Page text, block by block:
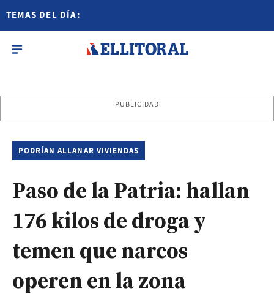
TEMAS DEL DÍA:
PUBLICIDAD
PODRÍAN ALLANAR VIVIENDAS
Paso de la Patria: hallan
176 kilos de droga y
temen que narcos
operen en la zona